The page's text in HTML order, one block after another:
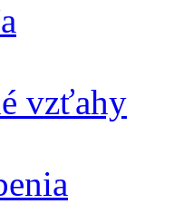
vzťahy